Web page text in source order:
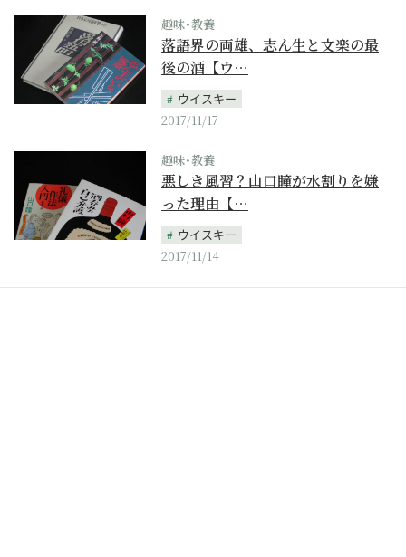
趣味･教養
落語界の両雄、志ん生と文楽の最
後の酒【ウ…
ウイスキー
2017/11/17
趣味･教養
悪しき風習？山口瞳が水割りを嫌
った理由【…
ウイスキー
2017/11/14